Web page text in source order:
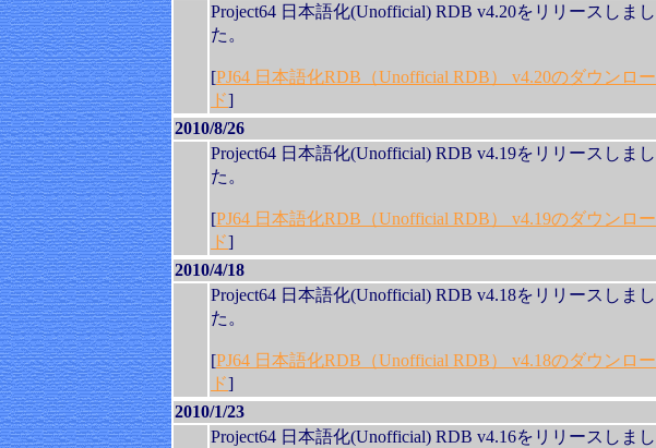
Project64 日本語化(Unofficial) RDB v4.20をリリースしまし
た。
[PJ64 日本語化RDB（Unofficial RDB） v4.20のダウンロー
ド]
2010/8/26
Project64 日本語化(Unofficial) RDB v4.19をリリースしまし
た。
[PJ64 日本語化RDB（Unofficial RDB） v4.19のダウンロー
ド]
2010/4/18
Project64 日本語化(Unofficial) RDB v4.18をリリースしまし
た。
[PJ64 日本語化RDB（Unofficial RDB） v4.18のダウンロー
ド]
2010/1/23
Project64 日本語化(Unofficial) RDB v4.16をリリースしまし